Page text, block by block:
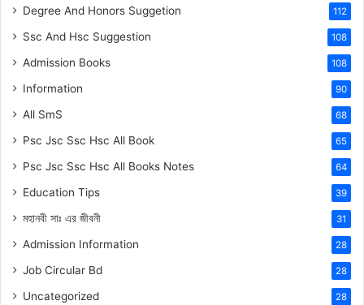
Degree And Honors Suggetion 112
Ssc And Hsc Suggestion 108
Admission Books 108
Information 90
All SmS 68
Psc Jsc Ssc Hsc All Book 65
Psc Jsc Ssc Hsc All Books Notes 64
Education Tips 39
মহানবী সাঃ এর জীবনী 31
Admission Information 28
Job Circular Bd 28
Uncategorized 28